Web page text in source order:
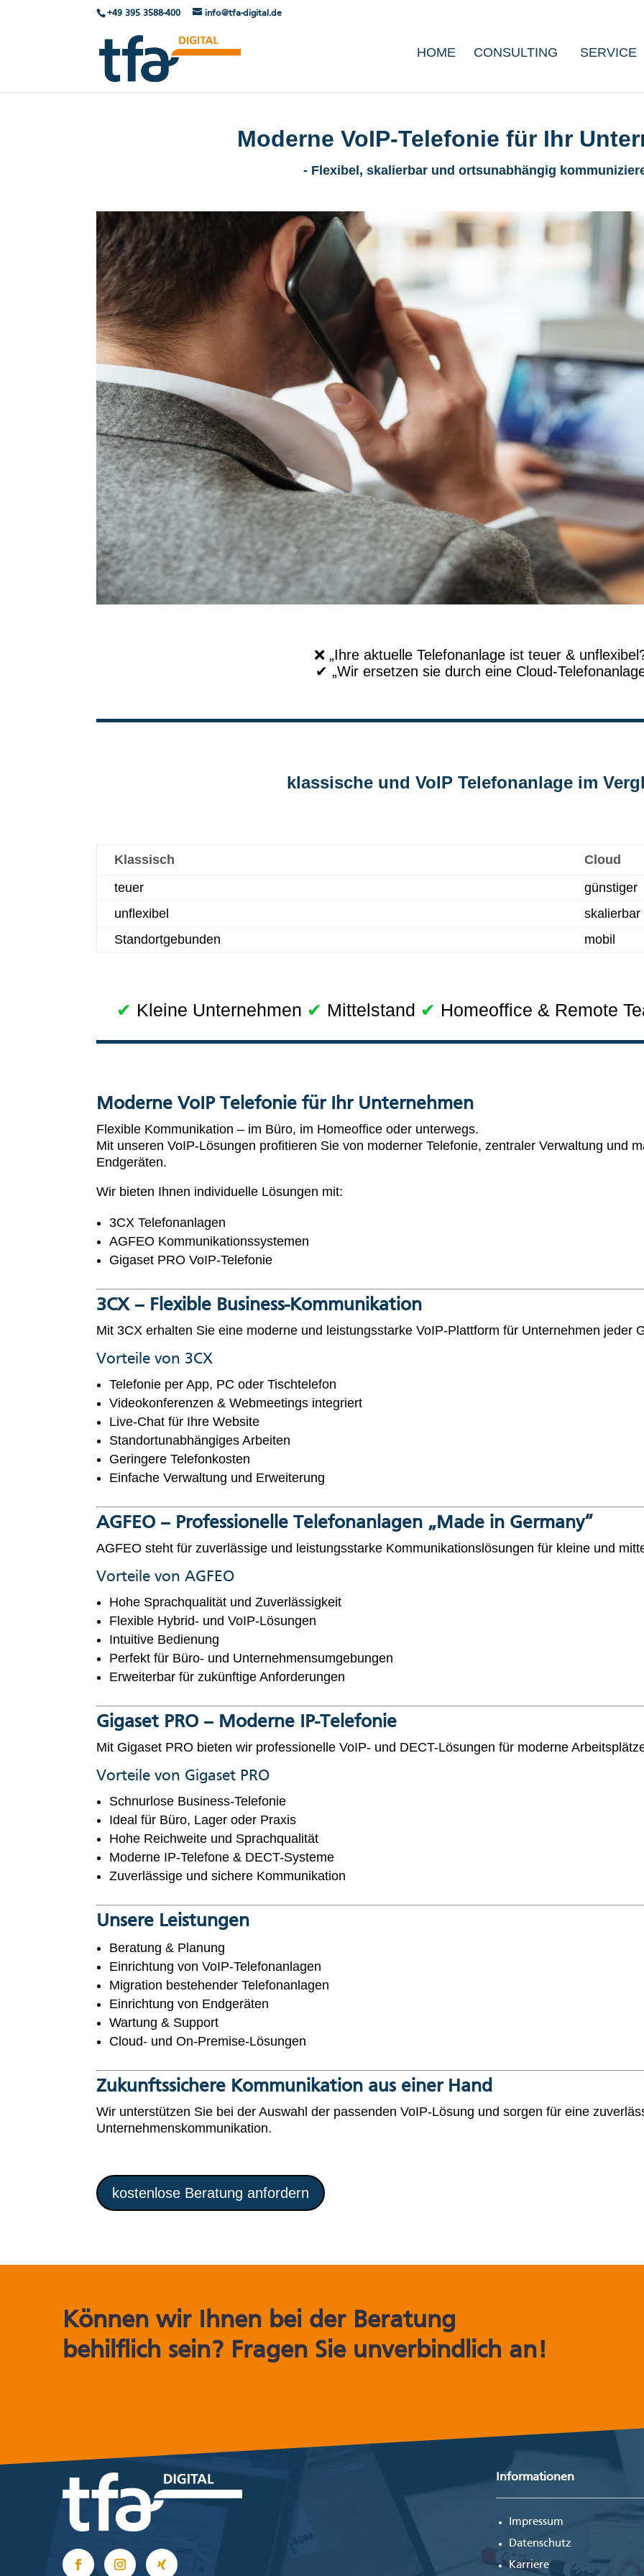
+49 395 3588-400 info@tfa-digital.de
HOME CONSULTING SERVICE
Moderne VoIP-Telefonie für Ihr
- Flexibel, skalierbar und ortsunabhängig
❌ „Ihre aktuelle Telefonanlage ist teuer &
✔ „Wir ersetzen sie durch eine Cloud-
klassische und VoIP Telefonanlage im
Klassisch
Cloud
teuer
günstiger
unflexibel
skalierbar
Standortgebunden
mobil
✔ Kleine Unternehmen ✔ Mittelstand ✔ Homeoffice & Remote
Moderne VoIP Telefonie für Ihr Unternehmen
Flexible Kommunikation – im Büro, im Homeoffice oder unterwegs.
Mit unseren VoIP-Lösungen profitieren Sie von moderner Telefonie, zentraler Verwaltung und
Endgeräten.
Wir bieten Ihnen individuelle Lösungen mit:
3CX Telefonanlagen
AGFEO Kommunikationssystemen
Gigaset PRO VoIP-Telefonie
3CX – Flexible Business-Kommunikation
Mit 3CX erhalten Sie eine moderne und leistungsstarke VoIP-Plattform für Unternehmen jeder
Vorteile von 3CX
Telefonie per App, PC oder Tischtelefon
Videokonferenzen & Webmeetings integriert
Live-Chat für Ihre Website
Standortunabhängiges Arbeiten
Geringere Telefonkosten
Einfache Verwaltung und Erweiterung
AGFEO – Professionelle Telefonanlagen „Made in Germany“
AGFEO steht für zuverlässige und leistungsstarke Kommunikationslösungen für kleine und
Vorteile von AGFEO
Hohe Sprachqualität und Zuverlässigkeit
Flexible Hybrid- und VoIP-Lösungen
Intuitive Bedienung
Perfekt für Büro- und Unternehmensumgebungen
Erweiterbar für zukünftige Anforderungen
Gigaset PRO – Moderne IP-Telefonie
Mit Gigaset PRO bieten wir professionelle VoIP- und DECT-Lösungen für moderne
Vorteile von Gigaset PRO
Schnurlose Business-Telefonie
Ideal für Büro, Lager oder Praxis
Hohe Reichweite und Sprachqualität
Moderne IP-Telefone & DECT-Systeme
Zuverlässige und sichere Kommunikation
Unsere Leistungen
Beratung & Planung
Einrichtung von VoIP-Telefonanlagen
Migration bestehender Telefonanlagen
Einrichtung von Endgeräten
Wartung & Support
Cloud- und On-Premise-Lösungen
Zukunftssichere Kommunikation aus einer Hand
Wir unterstützen Sie bei der Auswahl der passenden VoIP-Lösung und sorgen für eine
Unternehmenskommunikation.
kostenlose Beratung anfordern
Können wir Ihnen bei der Beratung
behilflich sein? Fragen Sie unverbindlich an!
Informationen
Impressum
Datenschutz
Karriere